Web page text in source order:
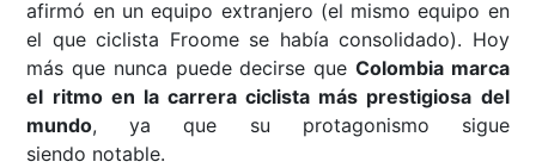
afirmó en un equipo extranjero (el mismo equipo en
el que ciclista Froome se había consolidado). Hoy
más que nunca puede decirse que Colombia marca
el ritmo en la carrera ciclista más prestigiosa del
mundo, ya que su protagonismo sigue
siendo notable.